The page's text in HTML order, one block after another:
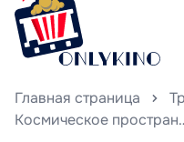
Главная страница
Космическое пространство